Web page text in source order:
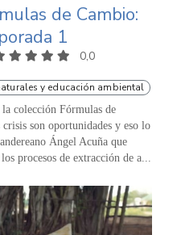
de Cambio:
1
0,0
y educación ambiental
colección Fórmulas de
son oportunidades y eso lo
Ángel Acuña que
procesos de extracción de a...